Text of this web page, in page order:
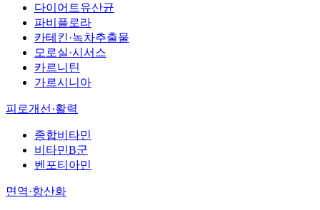
다이어트유산균
파비플로라
카테킨·녹차추출물
모로실·시서스
카르니틴
가르시니아
피로개선·활력
종합비타민
비타민B군
벤포티아민
면역·항산화